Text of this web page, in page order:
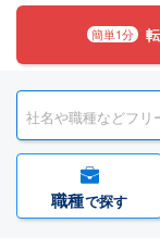
簡単1分
職種で探す